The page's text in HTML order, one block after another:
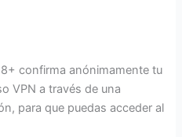
confirma anónimamente tu
VPN a través de una
para que puedas acceder al